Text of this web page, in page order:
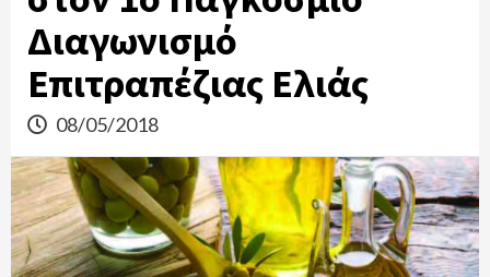
Διαγωνισμό
Επιτραπέζιας Ελιάς
08/05/2018